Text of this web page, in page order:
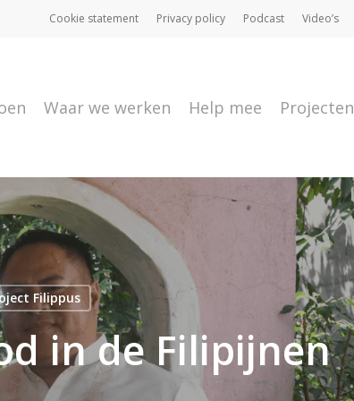
Cookie statement Privacy policy Podcast Video’s
Waar we werken Help mee Projecten
Filippus
in de Filipijnen